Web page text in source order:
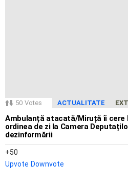
50 Votes ACTUALITATE
Ambulanță atacată/Miruță îi cere
ordinea de zi la Camera
dezinformării
50
Upvote Downvote